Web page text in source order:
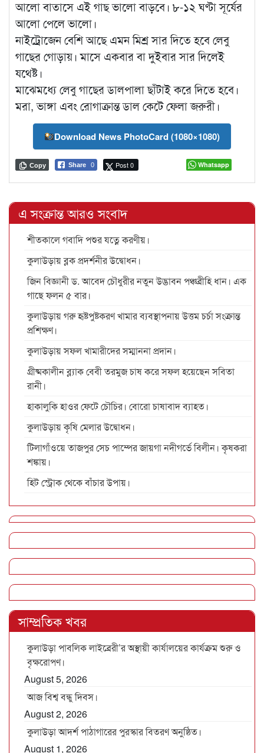
আলো বাতাসে এই গাছ ভালো বাড়বে। ৮-১২ ঘণ্টা সূর্যের
আলো পেলে ভালো।
নাইট্রোজেন বেশি আছে এমন মিশ্র সার দিতে হবে লেবু
গাছের গোড়ায়। মাসে একবার বা দুইবার সার দিলেই
যথেষ্ট।
মাঝেমধ্যে লেবু গাছের ডালপালা ছাঁটাই করে দিতে হবে।
মরা, ভাঙ্গা এবং রোগাক্রান্ত ডাল কেটে ফেলা জরুরী।
Download News PhotoCard (1080×1080)
Share 0 Post 0
Copy Whatsapp
এ সংক্রান্ত আরও সংবাদ
শীতকালে গবাদি পশুর যত্নে করণীয়।
কুলাউড়ায় ব্লক প্রদর্শনীর উদ্বোধন।
জিন বিজ্ঞানী ড. আবেদ চৌধুরীর নতুন উদ্ভাবন পঞ্চব্রীহি ধান। এক
গাছে ফলন ৫ বার।
কুলাউড়ায় গরু হৃষ্টপুষ্টকরণ খামার ব্যবস্থাপনায় উত্তম চর্চা সংক্রান্ত
প্রশিক্ষণ।
কুলাউড়ায় সফল খামারীদের সম্মাননা প্রদান।
গ্রীষ্মকালীন ব্ল্যাক বেবী তরমুজ চাষ করে সফল হয়েছেন সবিতা
রানী।
হাকালুকি হাওর ফেটে চৌচির। বোরো চাষাবাদ ব্যাহত।
কুলাউড়ায় কৃষি মেলার উদ্বোধন।
টিলাগাঁওয়ে তাজপুর সেচ পাম্পের জায়গা নদীগর্ভে বিলীন। কৃষকরা
শঙ্কায়।
হিট স্ট্রোক থেকে বাঁচার উপায়।
সাম্প্রতিক খবর
কুলাউড়া পাবলিক লাইব্রেরী’র অস্থায়ী কার্যালয়ের কার্যক্রম শুরু ও
বৃক্ষরোপণ।
August 5, 2026
আজ বিশ্ব বন্ধু দিবস।
August 2, 2026
কুলাউড়া আদর্শ পাঠাগারের পুরস্কার বিতরণ অনুষ্ঠিত।
August 1, 2026